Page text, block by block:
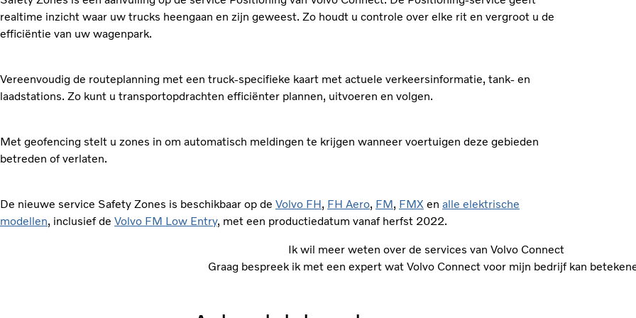
realtime inzicht waar uw trucks heengaan en zijn geweest. Zo houdt u controle over elke rit en vergroot u de
efficiëntie van uw wagenpark.
Vereenvoudig de routeplanning met een truck-specifieke kaart met actuele verkeersinformatie, tank- en
laadstations. Zo kunt u transportopdrachten efficiënter plannen, uitvoeren en volgen.
Met geofencing stelt u zones in om automatisch meldingen te krijgen wanneer voertuigen deze gebieden
betreden of verlaten.
De nieuwe service Safety Zones is beschikbaar op de Volvo FH, FH Aero, FM, FMX en alle elektrische
modellen, inclusief de Volvo FM Low Entry, met een productiedatum vanaf herfst 2022.
Ik wil meer weten over de services van Volvo Connect
Graag bespreek ik met een expert wat Volvo Connect voor mijn bedrijf kan